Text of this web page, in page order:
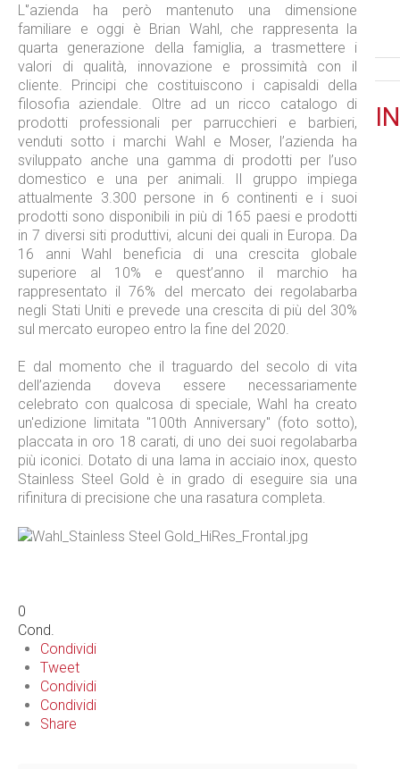
L'’azienda ha però mantenuto una dimensione
familiare e oggi è Brian Wahl, che rappresenta la
quarta generazione della famiglia, a trasmettere i
valori di qualità, innovazione e prossimità con il
cliente. Principi che costituiscono i capisaldi della
filosofia aziendale. Oltre ad un ricco catalogo di
prodotti professionali per parrucchieri e barbieri,
venduti sotto i marchi Wahl e Moser, l’azienda ha
sviluppato anche una gamma di prodotti per l’uso
domestico e una per animali. Il gruppo impiega
attualmente 3.300 persone in 6 continenti e i suoi
prodotti sono disponibili in più di 165 paesi e prodotti
in 7 diversi siti produttivi, alcuni dei quali in Europa. Da
16 anni Wahl beneficia di una crescita globale
superiore al 10% e quest’anno il marchio ha
rappresentato il 76% del mercato dei regolabarba
negli Stati Uniti e prevede una crescita di più del 30%
sul mercato europeo entro la fine del 2020.
E dal momento che il traguardo del secolo di vita
dell’azienda doveva essere necessariamente
celebrato con qualcosa di speciale, Wahl ha creato
un'edizione limitata "100th Anniversary" (foto sotto),
placcata in oro 18 carati, di uno dei suoi regolabarba
più iconici. Dotato di una lama in acciaio inox, questo
Stainless Steel Gold è in grado di eseguire sia una
rifinitura di precisione che una rasatura completa.
0
Cond.
Condividi
Tweet
Condividi
Condividi
Share
IN